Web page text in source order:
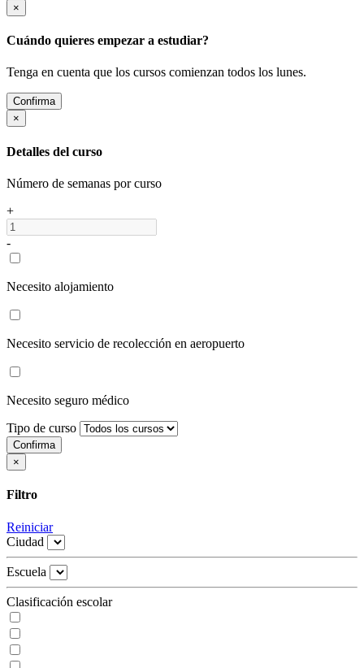
×
Cuándo quieres empezar a estudiar?
Tenga en cuenta que los cursos comienzan todos los lunes.
Confirma
×
Detalles del curso
Número de semanas por curso
+
-
Necesito alojamiento
Necesito servicio de recolección en aeropuerto
Necesito seguro médico
Tipo de curso
Confirma
×
Filtro
Reiniciar
Ciudad
Escuela
Clasificación escolar